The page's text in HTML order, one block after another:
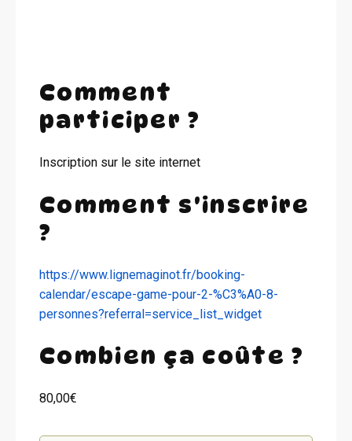
Comment
participer ?
Inscription sur le site internet
Comment s'inscrire
?
https://www.lignemaginot.fr/booking-
calendar/escape-game-pour-2-%C3%A0-8-
personnes?referral=service_list_widget
Combien ça coûte ?
80,00€